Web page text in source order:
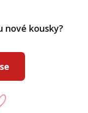
nové kousky?